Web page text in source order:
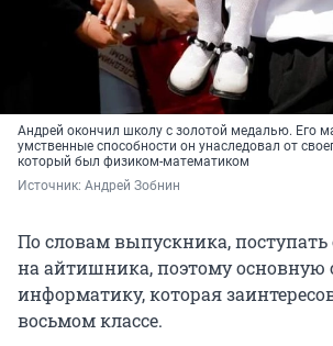
Андрей окончил школу с золотой медалью. Его
умственные способности он унаследовал от
который был физиком-математиком
Источник: Андрей Зобнин
По словам выпускника,
на айтишника, поэтому основную
информатику, которая
восьмом классе.